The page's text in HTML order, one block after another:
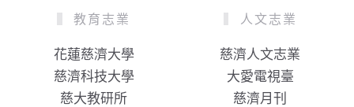
教育志業
花蓮慈濟大學
慈濟科技大學
慈大教研所
人文志業
慈濟人文志業
大愛電視臺
慈濟月刊